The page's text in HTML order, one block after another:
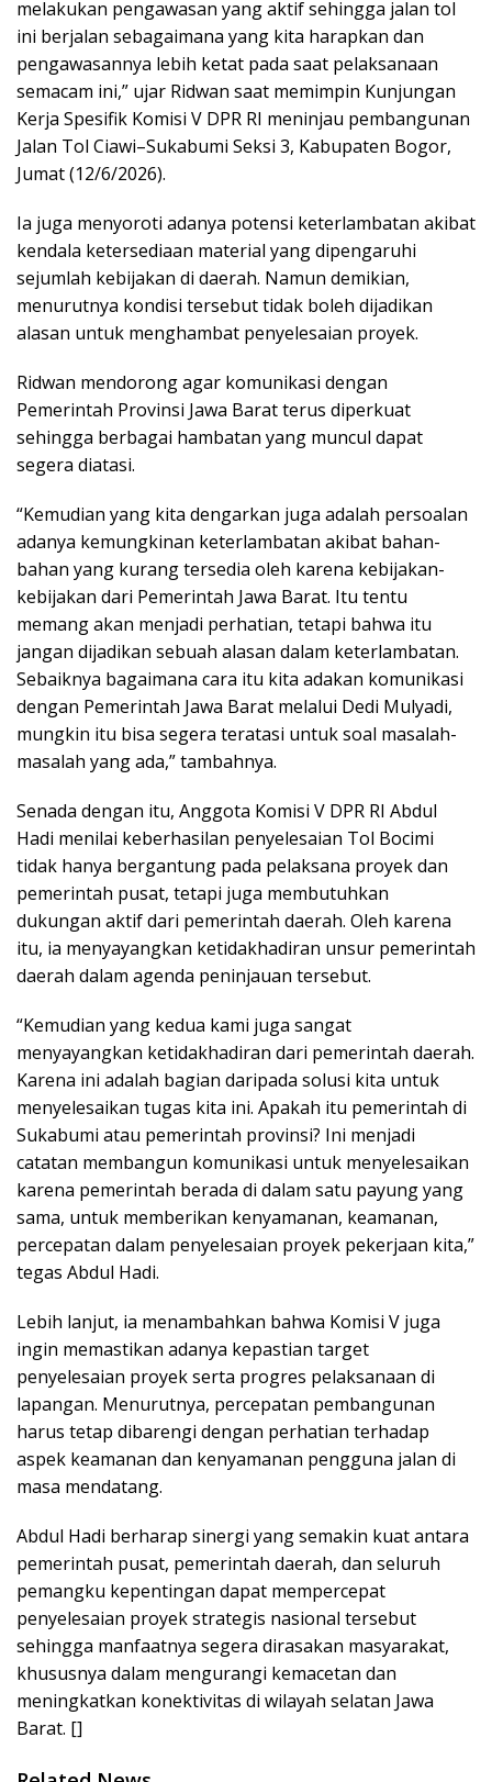
melakukan pengawasan yang aktif sehingga jalan tol
ini berjalan sebagaimana yang kita harapkan dan
pengawasannya lebih ketat pada saat pelaksanaan
semacam ini,” ujar Ridwan saat memimpin Kunjungan
Kerja Spesifik Komisi V DPR RI meninjau pembangunan
Jalan Tol Ciawi–Sukabumi Seksi 3, Kabupaten Bogor,
Jumat (12/6/2026).
Ia juga menyoroti adanya potensi keterlambatan akibat
kendala ketersediaan material yang dipengaruhi
sejumlah kebijakan di daerah. Namun demikian,
menurutnya kondisi tersebut tidak boleh dijadikan
alasan untuk menghambat penyelesaian proyek.
Ridwan mendorong agar komunikasi dengan
Pemerintah Provinsi Jawa Barat terus diperkuat
sehingga berbagai hambatan yang muncul dapat
segera diatasi.
“Kemudian yang kita dengarkan juga adalah persoalan
adanya kemungkinan keterlambatan akibat bahan-
bahan yang kurang tersedia oleh karena kebijakan-
kebijakan dari Pemerintah Jawa Barat. Itu tentu
memang akan menjadi perhatian, tetapi bahwa itu
jangan dijadikan sebuah alasan dalam keterlambatan.
Sebaiknya bagaimana cara itu kita adakan komunikasi
dengan Pemerintah Jawa Barat melalui Dedi Mulyadi,
mungkin itu bisa segera teratasi untuk soal masalah-
masalah yang ada,” tambahnya.
Senada dengan itu, Anggota Komisi V DPR RI Abdul
Hadi menilai keberhasilan penyelesaian Tol Bocimi
tidak hanya bergantung pada pelaksana proyek dan
pemerintah pusat, tetapi juga membutuhkan
dukungan aktif dari pemerintah daerah. Oleh karena
itu, ia menyayangkan ketidakhadiran unsur pemerintah
daerah dalam agenda peninjauan tersebut.
“Kemudian yang kedua kami juga sangat
menyayangkan ketidakhadiran dari pemerintah daerah.
Karena ini adalah bagian daripada solusi kita untuk
menyelesaikan tugas kita ini. Apakah itu pemerintah di
Sukabumi atau pemerintah provinsi? Ini menjadi
catatan membangun komunikasi untuk menyelesaikan
karena pemerintah berada di dalam satu payung yang
sama, untuk memberikan kenyamanan, keamanan,
percepatan dalam penyelesaian proyek pekerjaan kita,”
tegas Abdul Hadi.
Lebih lanjut, ia menambahkan bahwa Komisi V juga
ingin memastikan adanya kepastian target
penyelesaian proyek serta progres pelaksanaan di
lapangan. Menurutnya, percepatan pembangunan
harus tetap dibarengi dengan perhatian terhadap
aspek keamanan dan kenyamanan pengguna jalan di
masa mendatang.
Abdul Hadi berharap sinergi yang semakin kuat antara
pemerintah pusat, pemerintah daerah, dan seluruh
pemangku kepentingan dapat mempercepat
penyelesaian proyek strategis nasional tersebut
sehingga manfaatnya segera dirasakan masyarakat,
khususnya dalam mengurangi kemacetan dan
meningkatkan konektivitas di wilayah selatan Jawa
Barat. []